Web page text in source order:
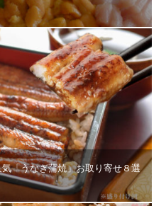
「うなぎ蒲焼」お取り寄せ８選